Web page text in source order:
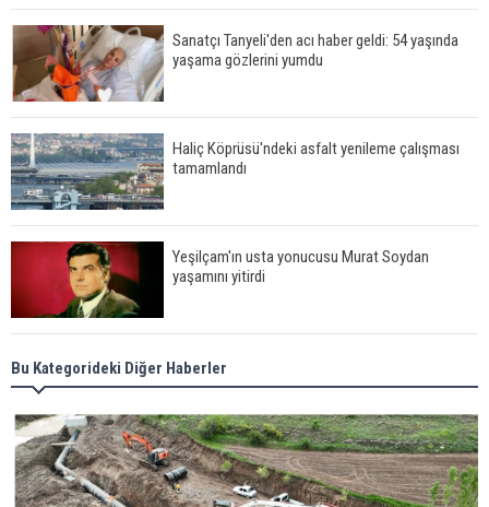
Sanatçı Tanyeli'den acı haber geldi: 54 yaşında
yaşama gözlerini yumdu
Haliç Köprüsü'ndeki asfalt yenileme çalışması
tamamlandı
Yeşilçam'ın usta yonucusu Murat Soydan
yaşamını yitirdi
Meral Akşener ile Müsavat Dervişoğlu cenazede
görüntülendi
29 Mayıs okullar tatil mi?
Bu Kategorideki Diğer Haberler